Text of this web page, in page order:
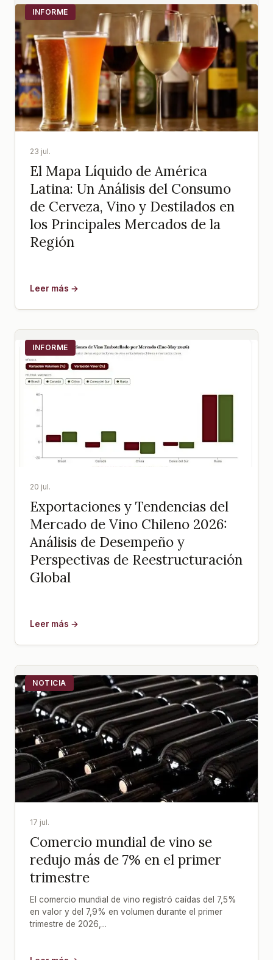
INFORME
23 jul.
El Mapa Líquido de América
Latina: Un Análisis del Consumo
de Cerveza, Vino y Destilados en
los Principales Mercados de la
Región
Leer más →
INFORME
20 jul.
Exportaciones y Tendencias del
Mercado de Vino Chileno 2026:
Análisis de Desempeño y
Perspectivas de Reestructuración
Global
Leer más →
NOTICIA
17 jul.
Comercio mundial de vino se
redujo más de 7% en el primer
trimestre
El comercio mundial de vino registró caídas del 7,5%
en valor y del 7,9% en volumen durante el primer
trimestre de 2026,...